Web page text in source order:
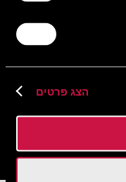
הצג פרטים